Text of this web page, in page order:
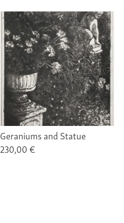
Geraniums and Statue
230,00 €